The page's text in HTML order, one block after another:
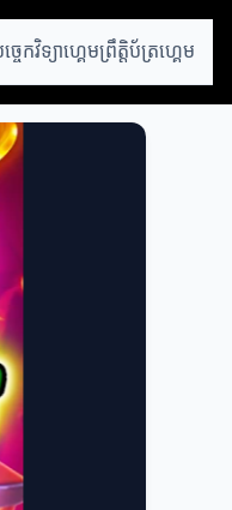
ចេកវិទ្យាហ្គេមព្រឹត្តិប័ត្រហ្គេម